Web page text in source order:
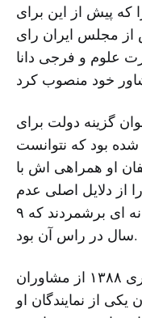
پیش از این برای
مجلس ایران رای
علوم و فرجی دانا
گزینه دولت برای
بود که نتوانست
او همراهی اش با
معترضان به نتیجه انتخابات ۸۸ را از دلایل اصلی عدم
صلاحیت او برای تصدی وزارتخانه ای برشمردند که ۹
سال در راس آن بود.
نجفی در انتخابات ریاست جمهوری ۱۳۸۸ از مشاوران
از نمایندگان او